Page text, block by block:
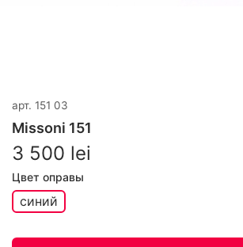
арт. 151 03
Missoni 151
3 500 lei
Цвет оправы
синий